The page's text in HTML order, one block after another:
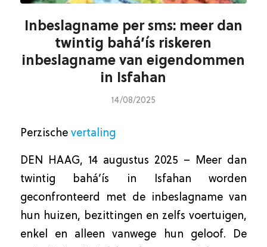
Inbeslagname per sms: meer dan
twintig bahá’ís riskeren
inbeslagname van eigendommen
in Isfahan
14/08/2025
Perzische vertaling
DEN HAAG, 14 augustus 2025 – Meer dan
twintig bahá’ís in Isfahan worden
geconfronteerd met de inbeslagname van
hun huizen, bezittingen en zelfs voertuigen,
enkel en alleen vanwege hun geloof. De